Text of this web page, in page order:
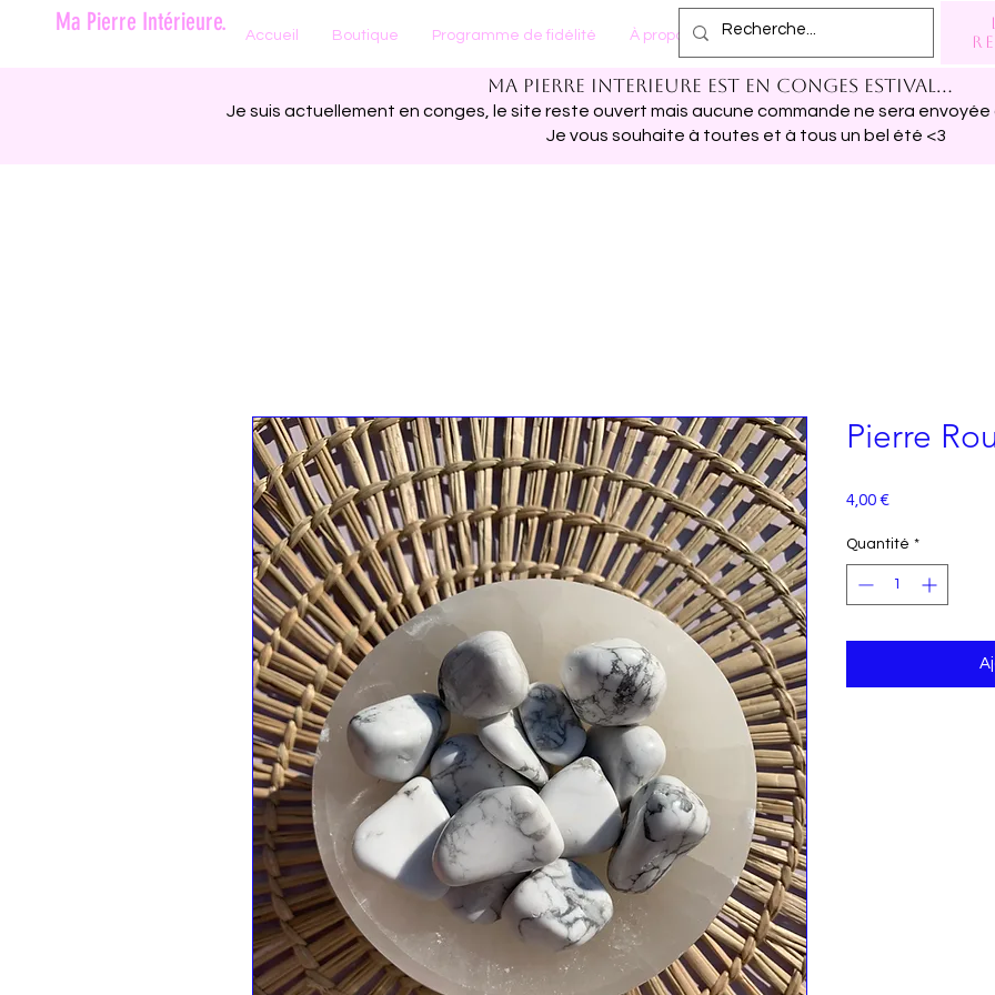
Ma Pierre Intérieure. Accueil Boutique Programme de fidélité À propos Plus
Ma pierre interieure est en conges estival...
Je suis actuellement en conges, le site reste ouvert mais aucune commande ne sera
Je vous souhaite à toutes et à tous un bel été <3
Pierre
4,00 €Prix
Quantité *